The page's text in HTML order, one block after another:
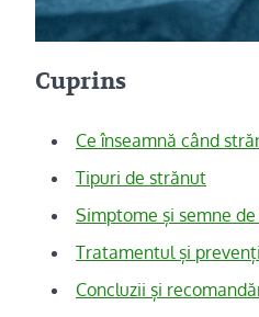
Cuprins
Ce înseamnă când
Tipuri de strănut
Simptome și semne
Tratamentul și
Concluzii și